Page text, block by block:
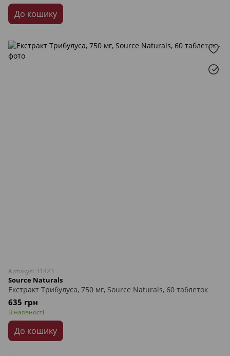
До кошику
Артикул: 31823
Source Naturals
Екстракт Трибулуса, 750 мг, Source Naturals, 60 таблеток
635 грн
В наявності
До кошику